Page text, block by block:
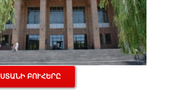
ԲՈՒՀԵՐԸ